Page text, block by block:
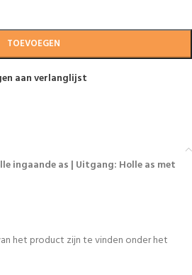
TOEVOEGEN
aan verlanglijst
ingaande as | Uitgang: Holle as met
het product zijn te vinden onder het